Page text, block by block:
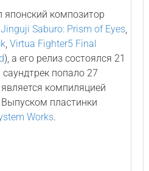
композитор
Saburo: Prism of Eyes,
, Virtua Fighter5 Final
), а его релиз состоялся 21
попало 27
компиляцией
пластинки
Works.